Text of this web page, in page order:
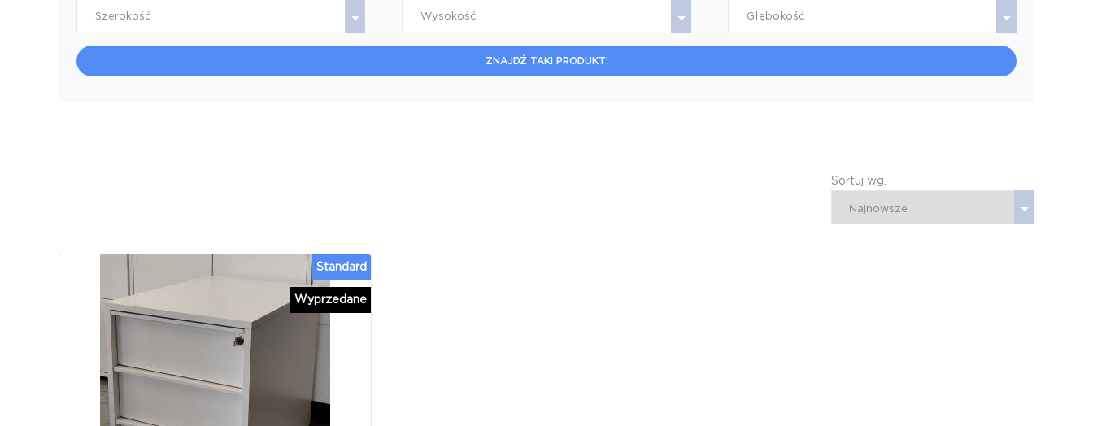
Szerokość Wysokość Głębokość
ZNAJDŹ TAKI PRODUKT!
Sortuj wg.
Wyprzedane
Standard